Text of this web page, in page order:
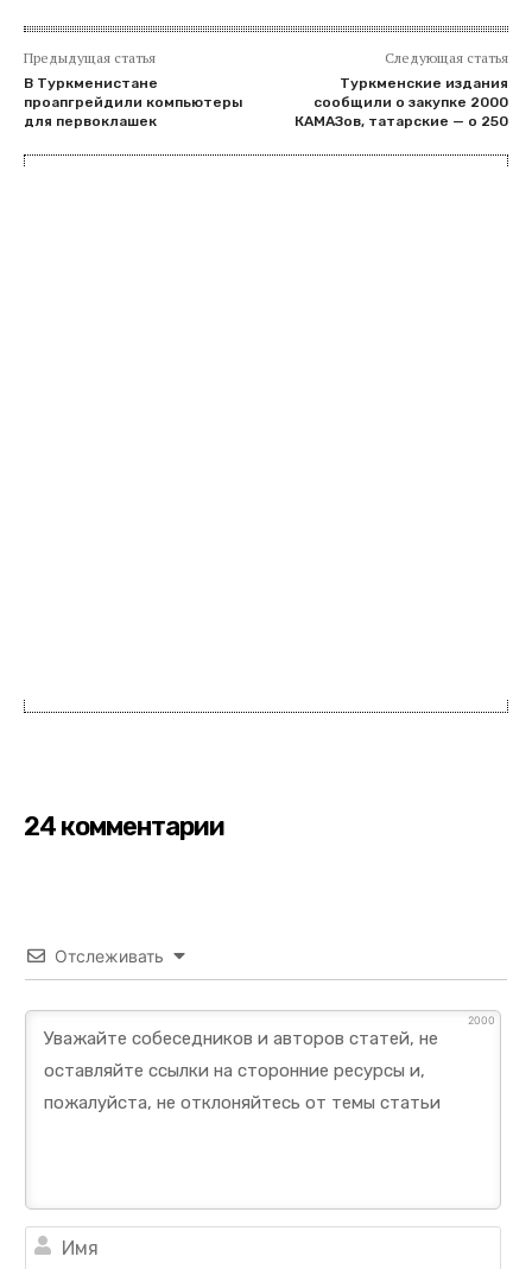
Предыдущая статья
В Туркменистане
проапгрейдили компьютеры
для первоклашек
Следующая статья
Туркменские издания
сообщили о закупке 2000
КАМАЗов, татарские — о 250
24 комментарии
Отслеживать
2000